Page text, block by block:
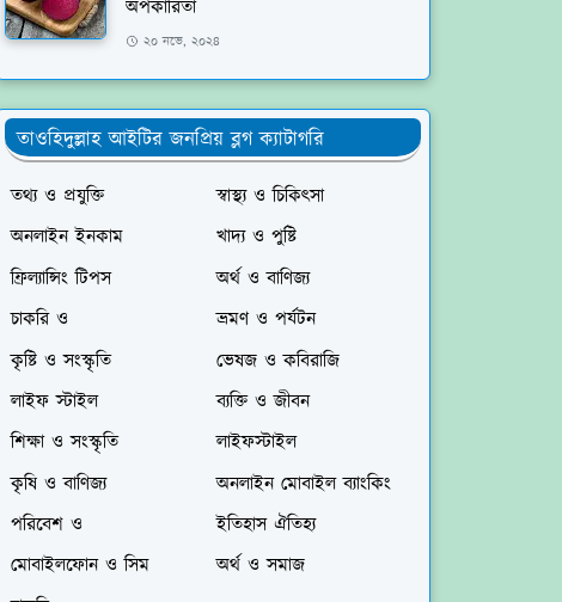
অপকারিতা
২০ নভে, ২০২৪
তাওহিদুল্লাহ আইটির জনপ্রিয় ব্লগ ক্যাটাগরি
তথ্য ও প্রযুক্তি
স্বাস্থ্য ও চিকিৎসা
অনলাইন ইনকাম
খাদ্য ও পুষ্টি
ফ্রিল্যান্সিং টিপস
অর্থ ও বাণিজ্য
চাকরি ও
ভ্রমণ ও পর্যটন
কৃষ্টি ও সংস্কৃতি
ভেষজ ও কবিরাজি
লাইফ স্টাইল
ব্যক্তি ও জীবন
শিক্ষা ও সংস্কৃতি
লাইফস্টাইল
কৃষি ও বাণিজ্য
অনলাইন মোবাইল ব্যাংকিং
পরিবেশ ও
ইতিহাস ঐতিহ্য
মোবাইলফোন ও সিম
অর্থ ও সমাজ